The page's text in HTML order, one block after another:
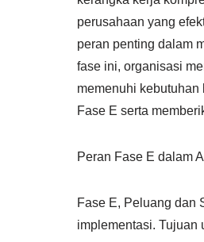
perusahaan yang
peran penting dalam
fase ini, organisasi
memenuhi
Fase E serta
Peran Fase E dalam
Fase E, Peluang dan
implementasi. Tujuan